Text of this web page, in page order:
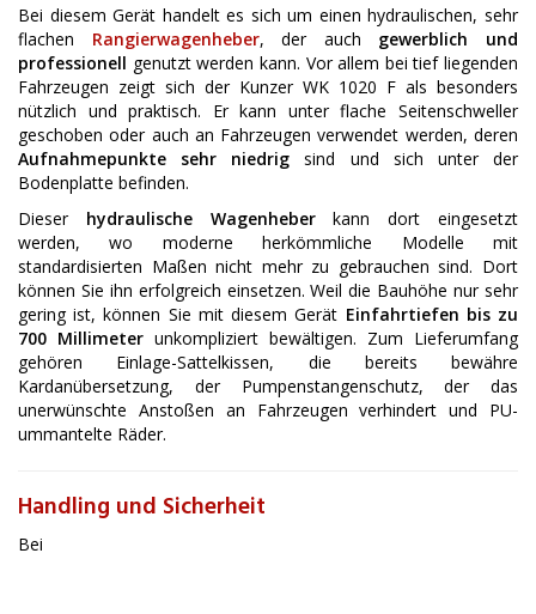
Bei diesem Gerät handelt es sich um einen hydraulischen, sehr
flachen Rangierwagenheber, der auch gewerblich und
professionell genutzt werden kann. Vor allem bei tief liegenden
Fahrzeugen zeigt sich der Kunzer WK 1020 F als besonders
nützlich und praktisch. Er kann unter flache Seitenschweller
geschoben oder auch an Fahrzeugen verwendet werden, deren
Aufnahmepunkte sehr niedrig sind und sich unter der
Bodenplatte befinden.
Dieser hydraulische Wagenheberkann dort eingesetzt
werden, wo moderne herkömmliche Modelle mit
standardisierten Maßen nicht mehr zu gebrauchen sind. Dort
können Sie ihn erfolgreich einsetzen. Weil die Bauhöhe nur sehr
gering ist, können Sie mit diesem Gerät Einfahrtiefen bis zu
700 Millimeter unkompliziert bewältigen. Zum Lieferumfang
gehören Einlage-Sattelkissen, die bereits bewähre
Kardanübersetzung, der Pumpenstangenschutz, der das
unerwünschte Anstoßen an Fahrzeugen verhindert und PU-
ummantelte Räder.
Handling und Sicherheit
Bei